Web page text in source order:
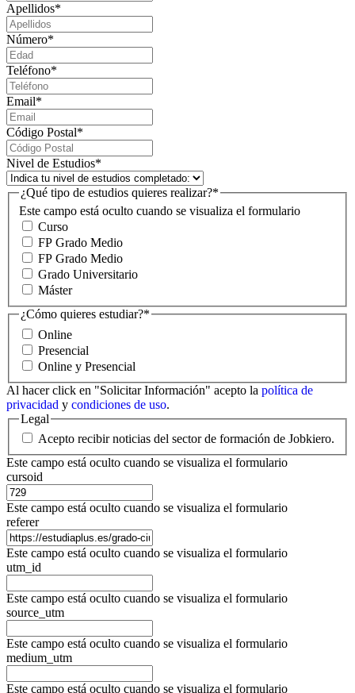
Apellidos*
Número*
Teléfono*
Email*
Código Postal*
Nivel de Estudios*
Este campo está oculto cuando se visualiza el formulario
¿Qué tipo de estudios quieres realizar?*
Curso
FP Grado Medio
FP Grado Medio
Grado Universitario
Máster
¿Cómo quieres estudiar?*
Online
Presencial
Online y Presencial
Al hacer click en "Solicitar Información" acepto la política de
privacidad y condiciones de uso.
Legal
Acepto recibir noticias del sector de formación de Jobkiero.
Este campo está oculto cuando se visualiza el formulario
cursoid
Este campo está oculto cuando se visualiza el formulario
referer
Este campo está oculto cuando se visualiza el formulario
utm_id
Este campo está oculto cuando se visualiza el formulario
source_utm
Este campo está oculto cuando se visualiza el formulario
medium_utm
Este campo está oculto cuando se visualiza el formulario